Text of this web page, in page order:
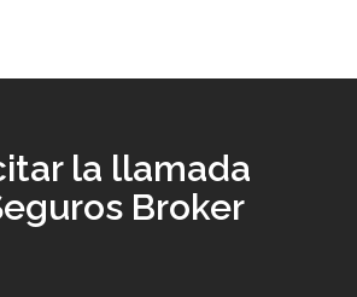
la llamada
Broker